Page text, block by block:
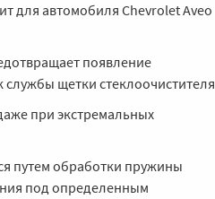
для автомобиля Chevrolet Aveo
появление
щетки стеклоочистителя
при экстремальных
путем обработки пружины
под определенным